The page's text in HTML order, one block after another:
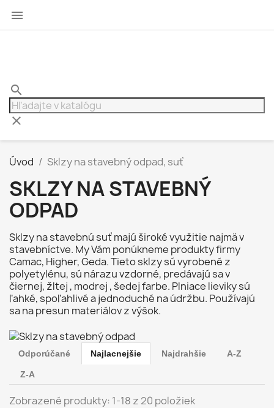

search
clear
Úvod Sklzy na stavebný odpad, suť
SKLZY NA STAVEBNÝ
ODPAD
Sklzy na stavebnú suť majú široké využitie najmä v
stavebníctve. My Vám ponúkneme produkty firmy
Camac, Higher, Geda. Tieto sklzy sú vyrobené z
polyetylénu, sú nárazu vzdorné, predávajú sa v
čiernej, žltej , modrej , šedej farbe. Plniace lieviky sú
ľahké, spoľahlivé a jednoduché na údržbu. Používajú
sa na presun materiálov z výšok.
Odporúčané Najlacnejšie Najdrahšie A-Z
Z-A
Zobrazené produkty: 1-18 z 20 položiek